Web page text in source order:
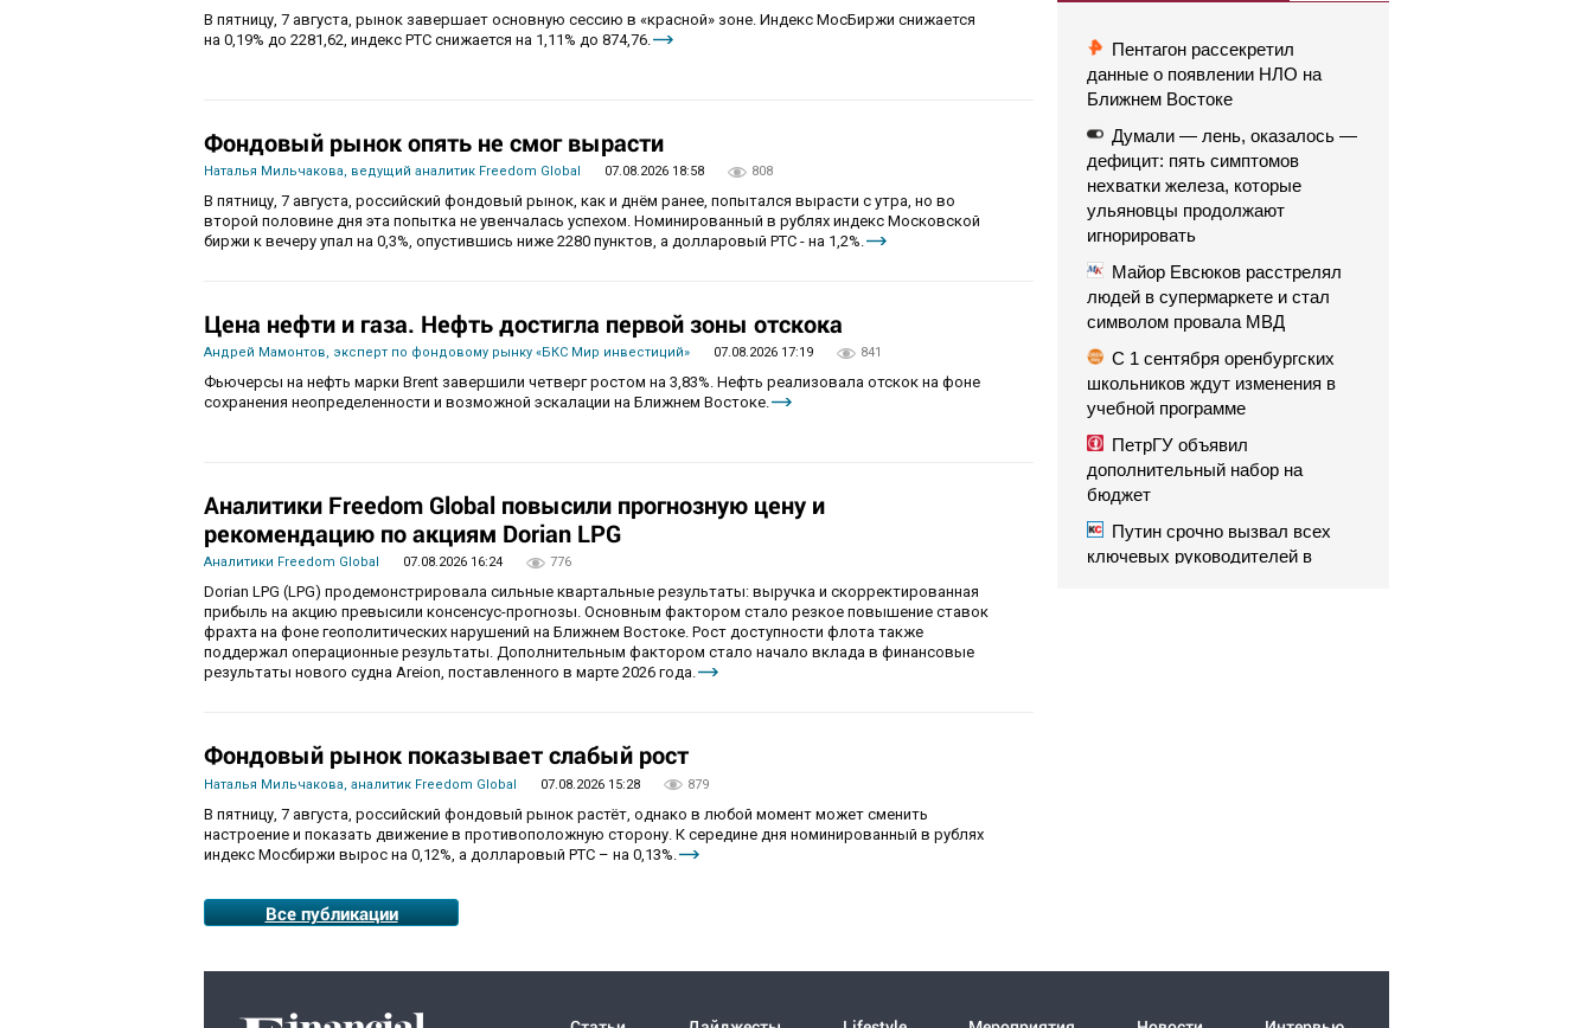
В пятницу, 7 августа, рынок завершает основную сессию в «красной» зоне. Индекс МосБиржи снижается
на 0,19% до 2281,62, индекс РТС снижается на 1,11% до 874,76.
Фондовый рынок опять не смог вырасти
Наталья Мильчакова, ведущий аналитик Freedom Global 07.08.2026 18:58 808
В пятницу, 7 августа, российский фондовый рынок, как и днём ранее, попытался вырасти с утра, но во
второй половине дня эта попытка не увенчалась успехом. Номинированный в рублях индекс Московской
биржи к вечеру упал на 0,3%, опустившись ниже 2280 пунктов, а долларовый РТС - на 1,2%.
Цена нефти и газа. Нефть достигла первой зоны отскока
Андрей Мамонтов, эксперт по фондовому рынку «БКС Мир инвестиций» 07.08.2026 17:19 841
Фьючерсы на нефть марки Brent завершили четверг ростом на 3,83%. Нефть реализовала отскок на фоне
сохранения неопределенности и возможной эскалации на Ближнем Востоке.
Аналитики Freedom Global повысили прогнозную цену и
рекомендацию по акциям Dorian LPG
Аналитики Freedom Global 07.08.2026 16:24 776
Dorian LPG (LPG) продемонстрировала сильные квартальные результаты: выручка и скорректированная
прибыль на акцию превысили консенсус-прогнозы. Основным фактором стало резкое повышение ставок
фрахта на фоне геополитических нарушений на Ближнем Востоке. Рост доступности флота также
поддержал операционные результаты. Дополнительным фактором стало начало вклада в финансовые
результаты нового судна Areion, поставленного в марте 2026 года.
Фондовый рынок показывает слабый рост
Наталья Мильчакова, аналитик Freedom Global 07.08.2026 15:28 879
В пятницу, 7 августа, российский фондовый рынок растёт, однако в любой момент может сменить
настроение и показать движение в противоположную сторону. К середине дня номинированный в рублях
индекс Мосбиржи вырос на 0,12%, а долларовый РТС – на 0,13%.
Все публикации
Пентагон рассекретил
данные о появлении НЛО на
Ближнем Востоке
Думали — лень, оказалось —
дефицит: пять симптомов
нехватки железа, которые
ульяновцы продолжают
игнорировать
Майор Евсюков расстрелял
людей в супермаркете и стал
символом провала МВД
С 1 сентября оренбургских
школьников ждут изменения в
учебной программе
ПетрГУ объявил
дополнительный набор на
бюджет
Путин срочно вызвал всех
ключевых руководителей в